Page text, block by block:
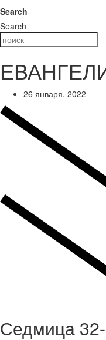
Search
Search
26 января, 2022
Седмица